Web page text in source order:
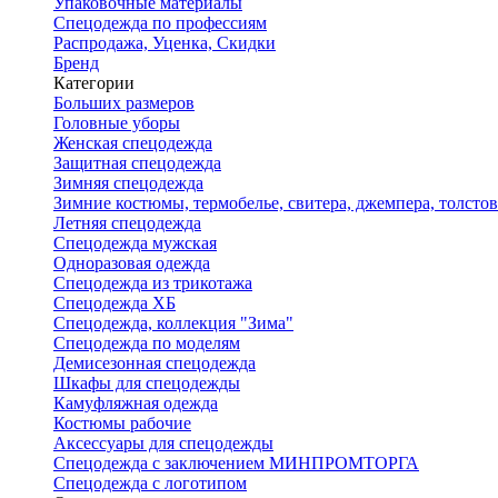
Спецодежда по профессиям
Распродажа, Уценка, Скидки
Бренд
Категории
Больших размеров
Головные уборы
Женская спецодежда
Защитная спецодежда
Зимняя спецодежда
Зимние костюмы, термобелье, свитера, джемпера,
Летняя спецодежда
Спецодежда мужская
Одноразовая одежда
Спецодежда из трикотажа
Спецодежда ХБ
Спецодежда, коллекция "Зима"
Спецодежда по моделям
Демисезонная спецодежда
Шкафы для спецодежды
Камуфляжная одежда
Костюмы рабочие
Аксессуары для спецодежды
Спецодежда с заключением МИНПРОМТОРГА
Спецодежда с логотипом